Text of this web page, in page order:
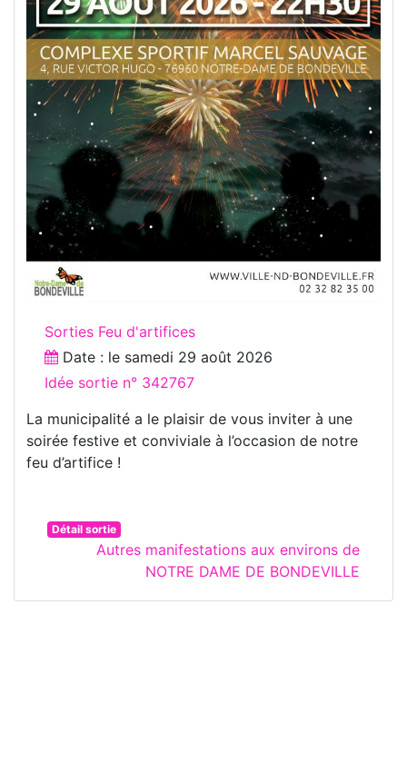
Sorties Feu d'artifices
Date : le samedi 29 août 2026
Idée sortie n° 342767
La municipalité a le plaisir de vous inviter à une
soirée festive et conviviale à l’occasion de notre
feu d’artifice !
Détail sortie
Autres manifestations aux environs de
NOTRE DAME DE BONDEVILLE